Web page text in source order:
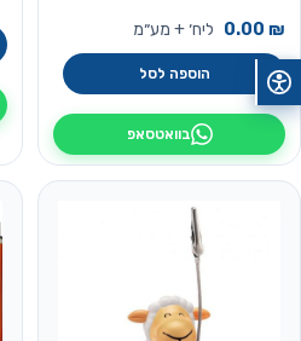
0.00 ₪ ליח׳ + מע״מ
הוספה לסל
בוואטסאפ